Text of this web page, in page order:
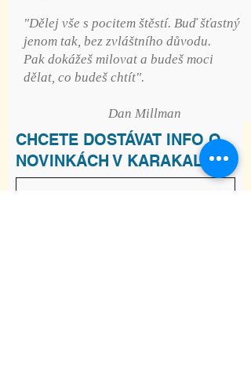
"Dělej vše s pocitem štěstí. Buď šťastný
jenom tak, bez zvláštního důvodu.
Pak dokážeš milovat a budeš moci
dělat, co budeš chtít".
Dan Millman
CHCETE DOSTÁVAT INFO O
NOVINKÁCH V KARAKALU?